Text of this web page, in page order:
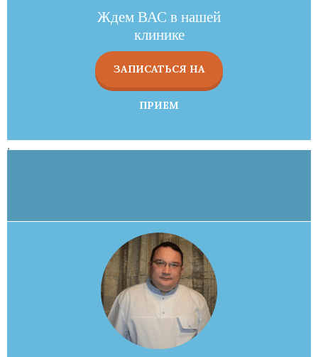
Ждем ВАС в нашей
клинике
ЗАПИСАТЬСЯ НА
ПРИЕМ
,